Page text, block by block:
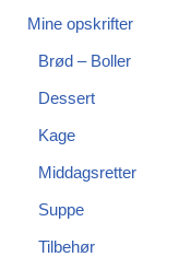
Mine opskrifter
Brød – Boller
Dessert
Kage
Middagsretter
Suppe
Tilbehør